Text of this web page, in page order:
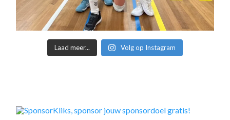
Laad meer... Volg op Instagram